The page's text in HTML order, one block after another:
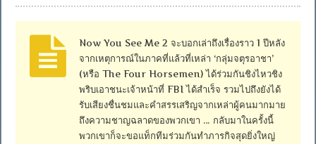
Now You See Me 2 จะบอกเล่าถึงเรื่องราว 1 ปีหลัง
จากเหตุการณ์ในภาคที่แล้วที่เหล่า ‘กลุ่มจตุรอาชา’
(หรือ The Four Horsemen) ได้ร่วมกันชิงไหวชิง
พริบเอาชนะเจ้าหน้าที่ FBI ได้สำเร็จ รวมไปถึงยังได้
รับเสียงชื่นชมและคำสรรเสริญจากเหล่าผู้คนมากมาย
ถึงความชาญฉลาดของพวกเขา … กลับมาในครั้งนี้
พวกเขาก็จะขอแท็กทีมร่วมกันทำภารกิจสุดยิ่งใหญ่